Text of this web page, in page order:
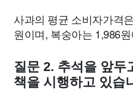
사과의 평균 소비자가격
원이며, 복숭아는 1,986
질문 2. 추석을 앞두
책을 시행하고 있습